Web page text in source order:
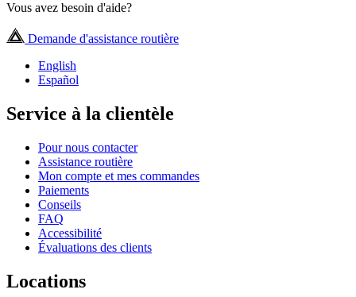
Vous avez besoin d'aide?
Demande d'assistance routière
English
Español
Service à la clientèle
Pour nous contacter
Assistance routière
Mon compte et mes commandes
Paiements
Conseils
FAQ
Accessibilité
Évaluations des clients
Locations